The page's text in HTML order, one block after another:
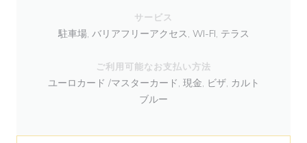
サービス
駐車場, バリアフリーアクセス, WI-FI, テラス
ご利用可能なお支払い方法
ユーロカード /マスターカード, 現金, ビザ, カルト
ブルー